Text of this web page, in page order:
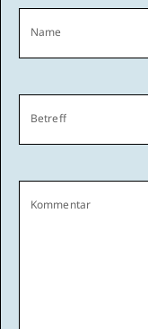
Name
Betreff
Kommentar